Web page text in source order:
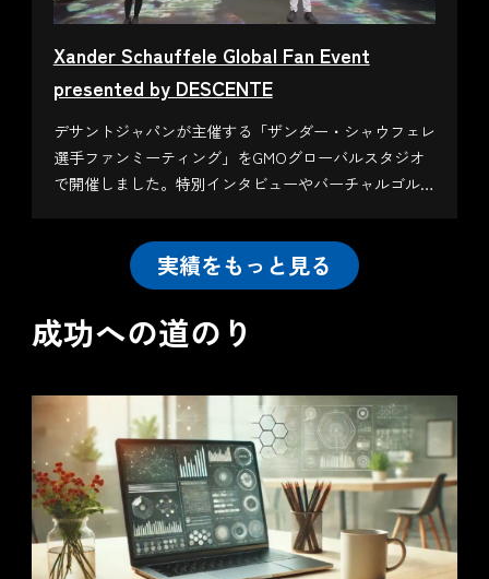
Xander Schauffele Global Fan Event
presented by DESCENTE
デサントジャパンが主催する「ザンダー・シャウフェレ
選手ファンミーティング」をGMOグローバルスタジオ
で開催しました。特別インタビューやバーチャルゴルフ
実績をもっと見る
成功への道のり